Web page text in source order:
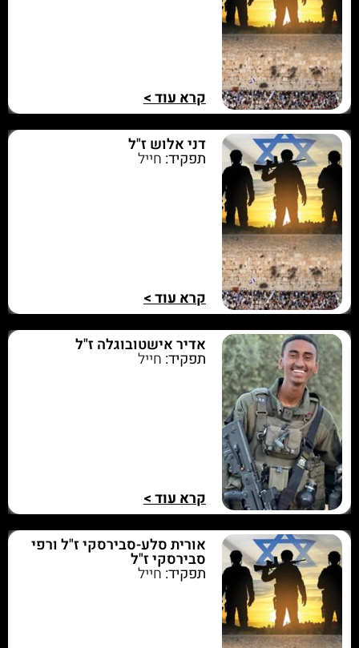
קרא עוד >
דני אלוש ז"ל
תפקיד: חייל
קרא עוד >
אדיר אישטובוגלה ז"ל
תפקיד: חייל
קרא עוד >
אורית סלע-סבירסקי ז"ל ורפי
סבירסקי ז"ל
תפקיד: חייל